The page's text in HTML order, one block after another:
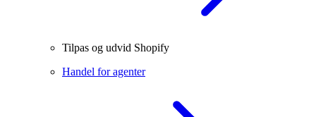
Tilpas og udvid Shopify
Handel for agenter